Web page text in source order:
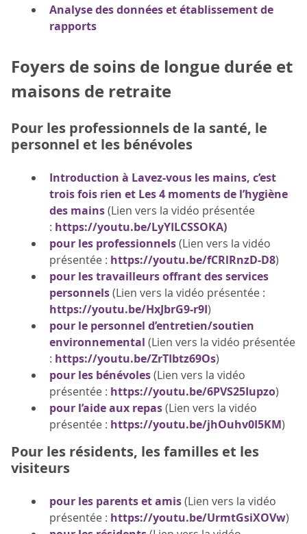
Analyse des données et établissement de
rapports
Foyers de soins de longue durée et
maisons de retraite
Pour les professionnels de la santé, le
personnel et les bénévoles
Introduction à Lavez-vous les mains, c’est
trois fois rien et Les 4 moments de l’hygiène
des mains(Lien vers la vidéo présentée
: https://youtu.be/LyYILCSSOKA)
pour les professionnels(Lien vers la vidéo
présentée : https://youtu.be/fCRlRnzD-D8)
pour les travailleurs offrant des services
personnels(Lien vers la vidéo présentée :
https://youtu.be/HxJbrG9-r9I)
pour le personnel d’entretien/soutien
environnemental (Lien vers la vidéo présentée
: https://youtu.be/ZrTIbtz69Os)
pour les bénévoles(Lien vers la vidéo
présentée : https://youtu.be/6PVS25Iupzo)
pour l’aide aux repas(Lien vers la vidéo
présentée : https://youtu.be/jhOuhv0I5KM)
Pour les résidents, les familles et les
visiteurs
pour les parents et amis(Lien vers la vidéo
présentée : https://youtu.be/UrmtGsiXOVw)